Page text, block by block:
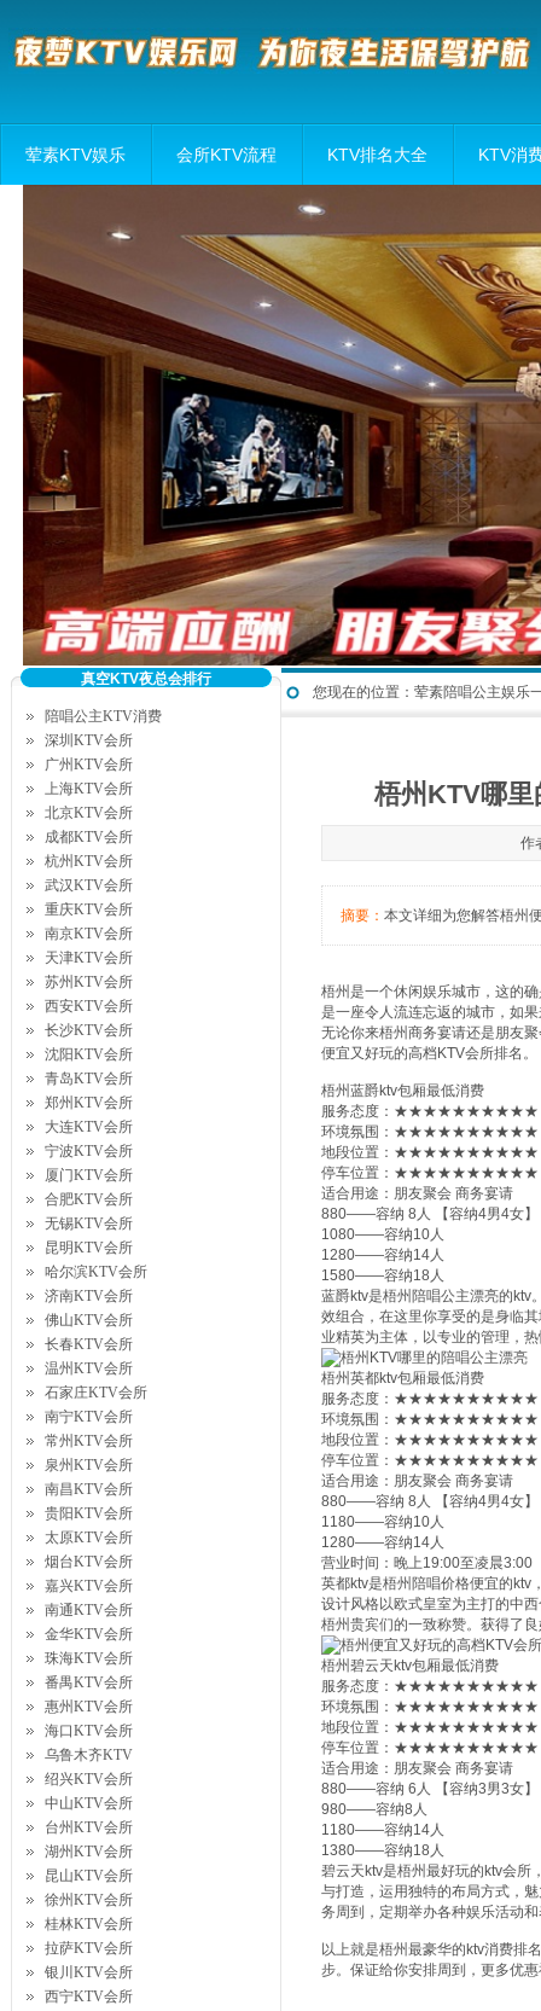
荤素KTV娱乐 会所KTV流程 KTV排名大全 KTV消
您现在的位置： 荤素陪唱公主娱乐
梧州KTV哪
作
摘要： 本文详细为您解答梧州
梧州是一个休闲娱乐城市，这的
是一座令人流连忘返的城市，如
无论你来梧州商务宴请还是朋友
便宜又好玩的高档KTV会所排名。
梧州蓝爵ktv包厢最低消费
服务态度：★★★★★★★★★★
环境氛围：★★★★★★★★★★
地段位置：★★★★★★★★★★
停车位置：★★★★★★★★★★
适合用途：朋友聚会 商务宴请
880——容纳 8人 【容纳4男4女】
1080——容纳10人
1280——容纳14人
1580——容纳18人
蓝爵ktv是梧州陪唱公主漂亮的ktv
效组合，在这里你享受的是身临
业精英为主体，以专业的管理，
梧州英都ktv包厢最低消费
服务态度：★★★★★★★★★★
环境氛围：★★★★★★★★★★
地段位置：★★★★★★★★★★
停车位置：★★★★★★★★★★
适合用途：朋友聚会 商务宴请
880——容纳 8人 【容纳4男4女】
1180——容纳10人
1280——容纳14人
营业时间：晚上19:00至凌晨3:00
英都ktv是梧州陪唱价格便宜的ktv
设计风格以欧式皇室为主打的中
梧州贵宾们的一致称赞。获得了
梧州碧云天ktv包厢最低消费
服务态度：★★★★★★★★★★
环境氛围：★★★★★★★★★★
地段位置：★★★★★★★★★★
停车位置：★★★★★★★★★★
适合用途：朋友聚会 商务宴请
880——容纳 6人 【容纳3男3女】
980——容纳8人
1180——容纳14人
1380——容纳18人
碧云天ktv是梧州最好玩的ktv会所
与打造，运用独特的布局方式，
务周到，定期举办各种娱乐活动
以上就是梧州最豪华的ktv消费排
步。保证给你安排周到，更多优
真空KTV夜总会排行
陪唱公主KTV消费
深圳KTV会所
广州KTV会所
上海KTV会所
北京KTV会所
成都KTV会所
杭州KTV会所
武汉KTV会所
重庆KTV会所
南京KTV会所
天津KTV会所
苏州KTV会所
西安KTV会所
长沙KTV会所
沈阳KTV会所
青岛KTV会所
郑州KTV会所
大连KTV会所
宁波KTV会所
厦门KTV会所
合肥KTV会所
无锡KTV会所
昆明KTV会所
哈尔滨KTV会所
济南KTV会所
佛山KTV会所
长春KTV会所
温州KTV会所
石家庄KTV会所
南宁KTV会所
常州KTV会所
泉州KTV会所
南昌KTV会所
贵阳KTV会所
太原KTV会所
烟台KTV会所
嘉兴KTV会所
南通KTV会所
金华KTV会所
珠海KTV会所
番禺KTV会所
惠州KTV会所
海口KTV会所
乌鲁木齐KTV
绍兴KTV会所
中山KTV会所
台州KTV会所
湖州KTV会所
昆山KTV会所
徐州KTV会所
桂林KTV会所
拉萨KTV会所
银川KTV会所
西宁KTV会所